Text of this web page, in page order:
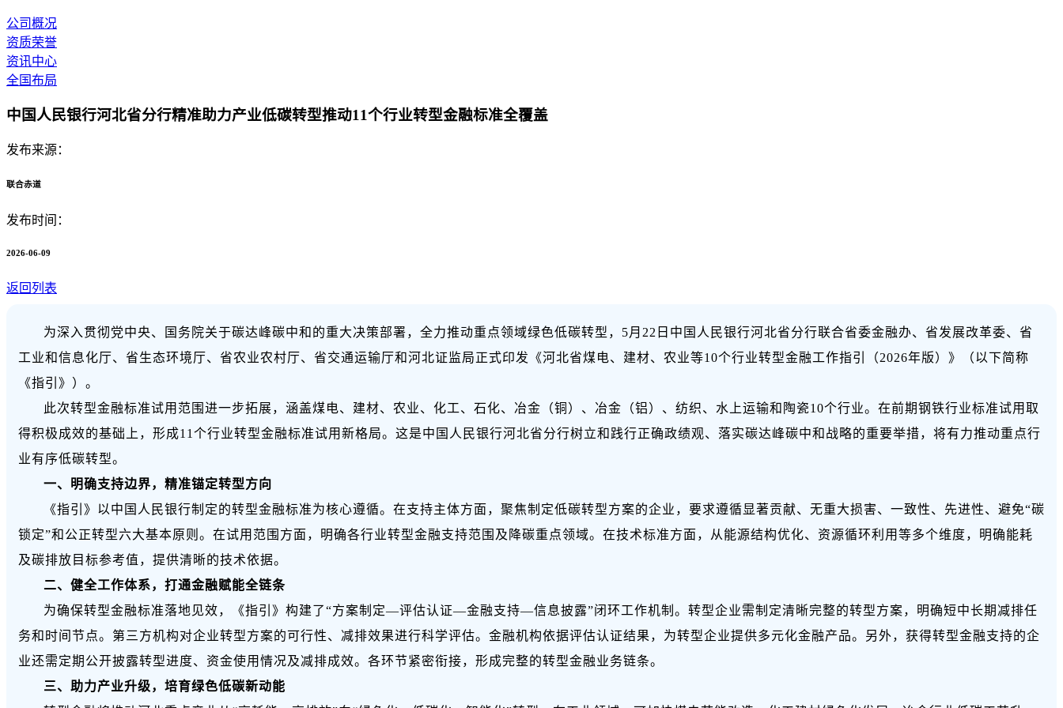
公司概况
资质荣誉
资讯中心
全国布局
中国人民银行河北省分行精准助力产业低碳转型推动11个行业转型金融标准全覆盖
发布来源：
联合赤道
发布时间：
2026-06-09
返回列表
为深入贯彻党中央、国务院关于碳达峰碳中和的重大决策部署，全力推动重点领域绿色低碳转型，5月22日中国人民银行河北省分行联合省委金融办、省发展改革委、省
工业和信息化厅、省生态环境厅、省农业农村厅、省交通运输厅和河北证监局正式印发《河北省煤电、建材、农业等10个行业转型金融工作指引（2026年版）》（以下简称
《指引》）。
此次转型金融标准试用范围进一步拓展，涵盖煤电、建材、农业、化工、石化、冶金（铜）、冶金（铝）、纺织、水上运输和陶瓷10个行业。在前期钢铁行业标准试用取
得积极成效的基础上，形成11个行业转型金融标准试用新格局。这是中国人民银行河北省分行树立和践行正确政绩观、落实碳达峰碳中和战略的重要举措，将有力推动重点行
业有序低碳转型。
一、明确支持边界，精准锚定转型方向
《指引》以中国人民银行制定的转型金融标准为核心遵循。在支持主体方面，聚焦制定低碳转型方案的企业，要求遵循显著贡献、无重大损害、一致性、先进性、避免“碳
锁定”和公正转型六大基本原则。在试用范围方面，明确各行业转型金融支持范围及降碳重点领域。在技术标准方面，从能源结构优化、资源循环利用等多个维度，明确能耗
及碳排放目标参考值，提供清晰的技术依据。
二、健全工作体系，打通金融赋能全链条
为确保转型金融标准落地见效，《指引》构建了“方案制定—评估认证—金融支持—信息披露”闭环工作机制。转型企业需制定清晰完整的转型方案，明确短中长期减排任
务和时间节点。第三方机构对企业转型方案的可行性、减排效果进行科学评估。金融机构依据评估认证结果，为转型企业提供多元化金融产品。另外，获得转型金融支持的企
业还需定期公开披露转型进度、资金使用情况及减排成效。各环节紧密衔接，形成完整的转型金融业务链条。
三、助力产业升级，培育绿色低碳新动能